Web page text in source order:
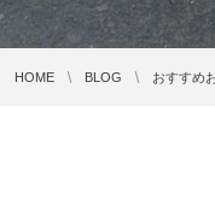
HOME BLOG おすすめ